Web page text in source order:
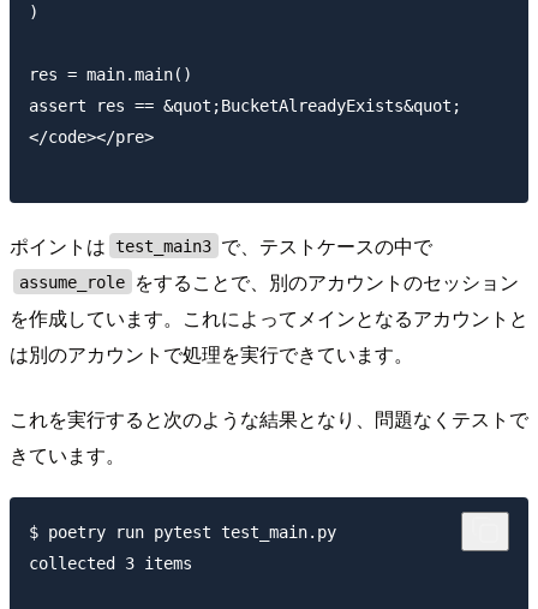
)
res = main.main()
assert res == &quot;BucketAlreadyExists&quot;
</code></pre>
ポイントは test_main3 で、テストケースの中で
assume_role
をすることで、別のアカウントのセッション
を作成しています。これによってメインとなるアカウントと
は別のアカウントで処理を実行できています。
これを実行すると次のような結果となり、問題なくテストで
きています。
$ poetry run pytest test_main.py
collected 3 items